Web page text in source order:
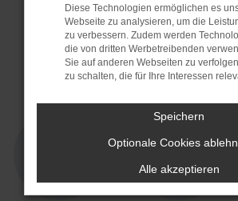
4,3 von 5
15
Diese Technologien ermöglichen es
Webseite zu analysieren, um die
zu verbessern. Zudem werden
die von dritten Werbetreibenden
Sie auf anderen Webseiten zu
zu schalten, die für Ihre Interessen
Speichern
Optionale Cookies
Alle akzeptieren